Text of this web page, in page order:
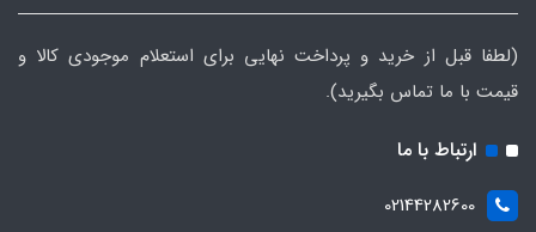
(لطفا قبل از خرید و پرداخت نهایی برای استعلام موجودی کالا و
قیمت با ما تماس بگیرید).
ارتباط با ما
02144282600